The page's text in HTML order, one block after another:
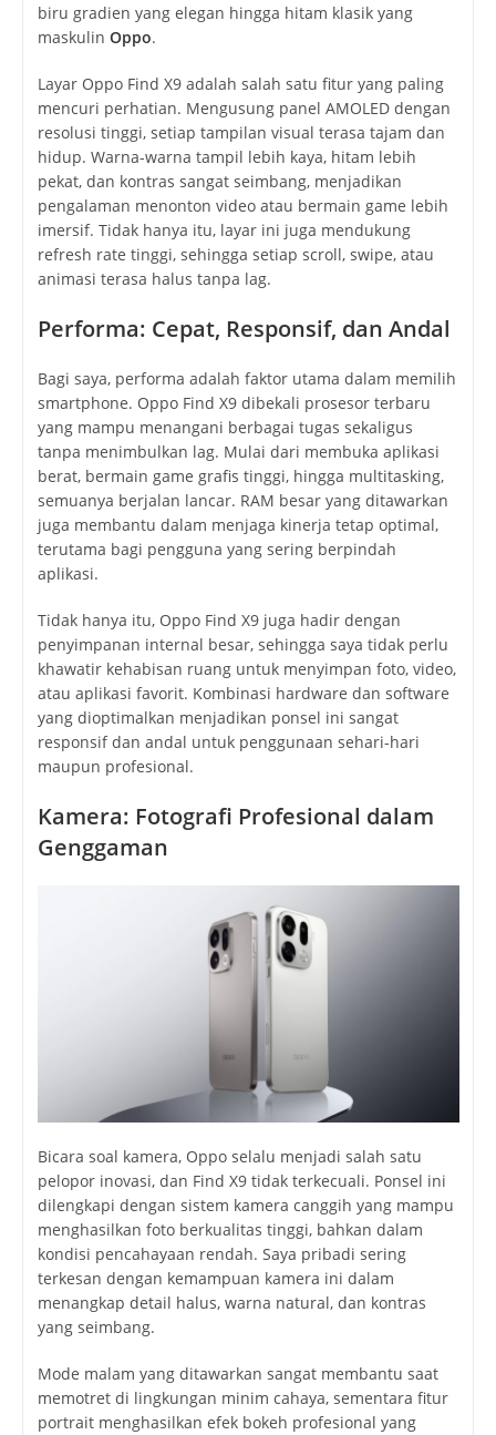
biru gradien yang elegan hingga hitam klasik yang
maskulin Oppo.
Layar Oppo Find X9 adalah salah satu fitur yang paling
mencuri perhatian. Mengusung panel AMOLED dengan
resolusi tinggi, setiap tampilan visual terasa tajam dan
hidup. Warna-warna tampil lebih kaya, hitam lebih
pekat, dan kontras sangat seimbang, menjadikan
pengalaman menonton video atau bermain game lebih
imersif. Tidak hanya itu, layar ini juga mendukung
refresh rate tinggi, sehingga setiap scroll, swipe, atau
animasi terasa halus tanpa lag.
Performa: Cepat, Responsif, dan Andal
Bagi saya, performa adalah faktor utama dalam memilih
smartphone. Oppo Find X9 dibekali prosesor terbaru
yang mampu menangani berbagai tugas sekaligus
tanpa menimbulkan lag. Mulai dari membuka aplikasi
berat, bermain game grafis tinggi, hingga multitasking,
semuanya berjalan lancar. RAM besar yang ditawarkan
juga membantu dalam menjaga kinerja tetap optimal,
terutama bagi pengguna yang sering berpindah
aplikasi.
Tidak hanya itu, Oppo Find X9 juga hadir dengan
penyimpanan internal besar, sehingga saya tidak perlu
khawatir kehabisan ruang untuk menyimpan foto, video,
atau aplikasi favorit. Kombinasi hardware dan software
yang dioptimalkan menjadikan ponsel ini sangat
responsif dan andal untuk penggunaan sehari-hari
maupun profesional.
Kamera: Fotografi Profesional dalam
Genggaman
Bicara soal kamera, Oppo selalu menjadi salah satu
pelopor inovasi, dan Find X9 tidak terkecuali. Ponsel ini
dilengkapi dengan sistem kamera canggih yang mampu
menghasilkan foto berkualitas tinggi, bahkan dalam
kondisi pencahayaan rendah. Saya pribadi sering
terkesan dengan kemampuan kamera ini dalam
menangkap detail halus, warna natural, dan kontras
yang seimbang.
Mode malam yang ditawarkan sangat membantu saat
memotret di lingkungan minim cahaya, sementara fitur
portrait menghasilkan efek bokeh profesional yang